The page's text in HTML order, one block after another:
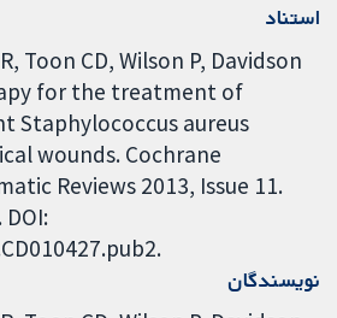
استناد
Toon CD, Wilson P, Davidson
for the treatment of
Staphylococcus aureus
wounds. Cochrane
Reviews 2013, Issue 11.
DOI:
نویسندگان